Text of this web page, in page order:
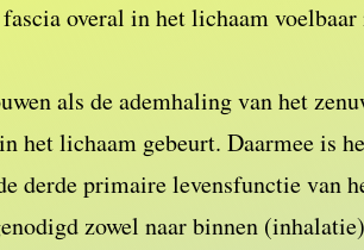
overal in het lichaam
als de ademhaling van het
het lichaam gebeurt. Daarmee is
derde primaire levensfunctie van
zowel naar binnen